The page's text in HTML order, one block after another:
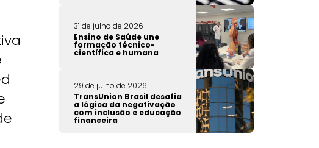
31 de julho de 2026
Ensino de Saúde une
formação técnico-
científica e humana
29 de julho de 2026
TransUnion Brasil desafia
a lógica da negativação
com inclusão e educação
financeira